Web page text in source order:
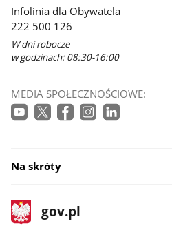
Infolinia dla Obywatela
222 500 126
W dni robocze
w godzinach: 08:30-16:00
MEDIA SPOŁECZNOŚCIOWE:
Na skróty
stopka
gov.pl
Strona
gov.pl